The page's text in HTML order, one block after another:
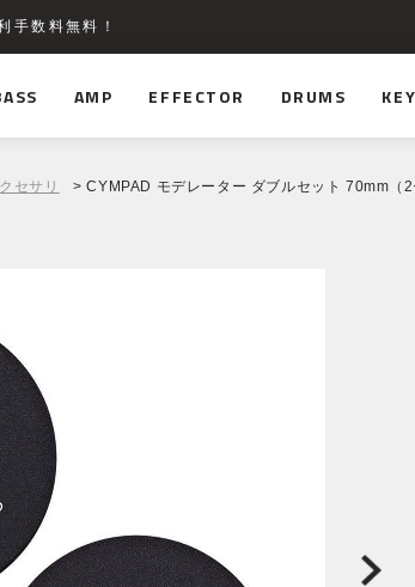
手数料無料！
AMP EFFECTOR DRUMS
セサリ > CYMPAD モデレーター ダブルセット 70mm（